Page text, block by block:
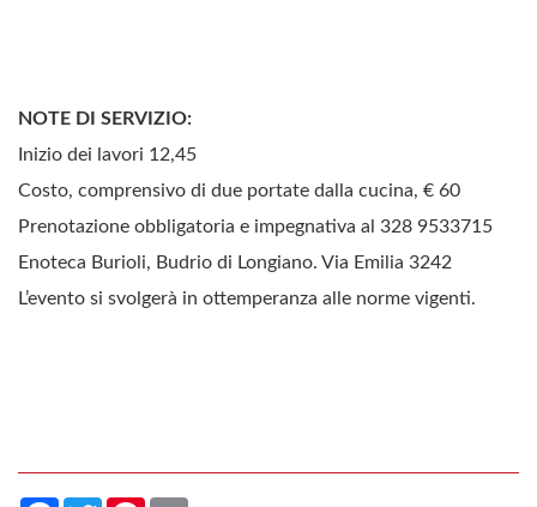
NOTE DI SERVIZIO:
Inizio dei lavori 12,45
Costo, comprensivo di due portate dalla cucina, € 60
Prenotazione obbligatoria e impegnativa al 328 9533715
Enoteca Burioli, Budrio di Longiano. Via Emilia 3242
L’evento si svolgerà in ottemperanza alle norme vigenti.